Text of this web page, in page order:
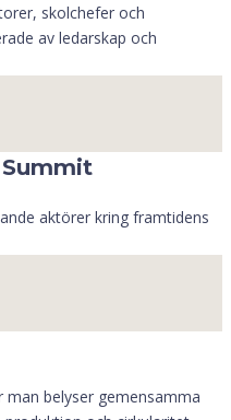
skolchefer och
av ledarskap och
aktörer kring framtidens
belyser gemensamma